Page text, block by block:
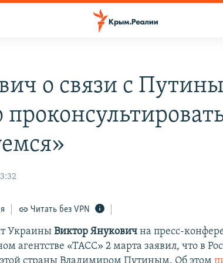
о связи с
Читать без VPN
УкраиныВиктор Янукович на пресс-
агентстве «ТАСС» 2 марта заявил, что в